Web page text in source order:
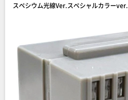
スペシウム光線Ver.スペシャルカラーver.